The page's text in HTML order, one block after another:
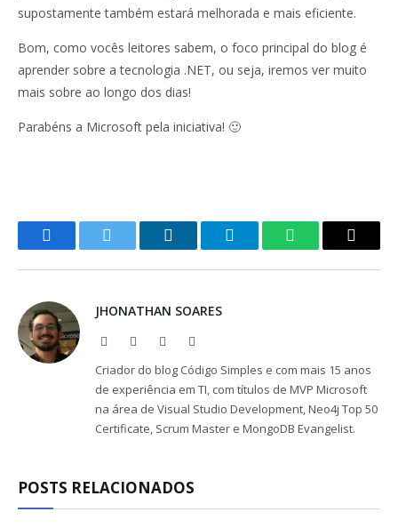
supostamente também estará melhorada e mais eficiente.
Bom, como vocês leitores sabem, o foco principal do blog é
aprender sobre a tecnologia .NET, ou seja, iremos ver muito
mais sobre ao longo dos dias!
Parabéns a Microsoft pela iniciativa! 🙂
FacebookTwitter LinkedInTelegramWhatsAppCopy
JHONATHAN SOARES
Website Facebook
Criador do blog Código Simples e com mais 15 anos
de experiência em TI, com títulos de MVP Microsoft
na área de Visual Studio Development, Neo4j Top 50
Certificate, Scrum Master e MongoDB Evangelist.
POSTS RELACIONADOS